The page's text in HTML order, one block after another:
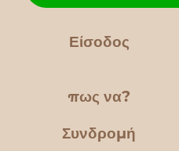
Είσοδος
πως να?
Συνδρομή